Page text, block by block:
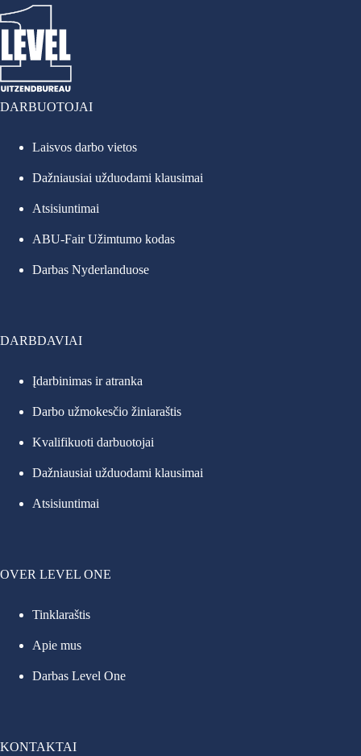
DARBUOTOJAI
Laisvos darbo vietos
Dažniausiai užduodami klausimai
Atsisiuntimai
ABU-Fair Užimtumo kodas
Darbas Nyderlanduose
DARBDAVIAI
Įdarbinimas ir atranka
Darbo užmokesčio žiniaraštis
Kvalifikuoti darbuotojai
Dažniausiai užduodami klausimai
Atsisiuntimai
OVER LEVEL ONE
Tinklaraštis
Apie mus
Darbas Level One
KONTAKTAI